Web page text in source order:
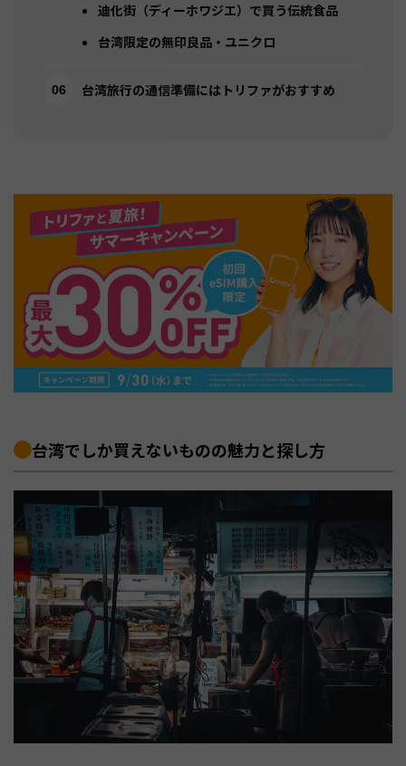
迪化街（ディーホワジエ）で買う伝統食品
台湾限定の無印良品・ユニクロ
台湾旅行の通信準備にはトリファがおすすめ
台湾でしか買えないものの魅力と探し方